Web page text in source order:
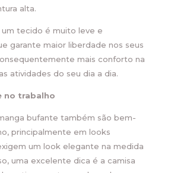
alta.
um tecido é muito leve e
garante maior liberdade nos seus
mais conforto na
atividades do seu dia a dia.
no trabalho
bufante também são bem-
principalmente em looks
um look elegante na medida
uma excelente dica é a camisa